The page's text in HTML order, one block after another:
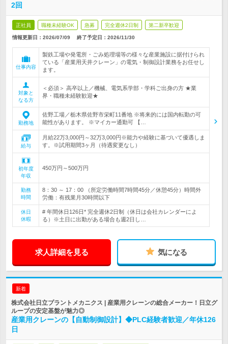
2回
正社員 職種未経験OK 急募 完全週休2日制 第二新卒歓迎
情報更新日：2026/07/09 終了予定日： 2026/11/30
仕事内容
製鉄工場や発電所・ごみ処理場等の様々な産業施設に据付けられ
ている「産業用天井クレーン」の電気・制御設計業務をお任せし
ます。
対象と
なる方
＜必須＞ 高卒以上／機械、電気系学部・学科ご出身の方 ★業
界・職種未経験歓迎★
勤務地
佐野工場／栃木県佐野市栄町11番地 ※将来的には国内転勤の可
能性があります。 ※マイカー通勤可 【…
給与
月給22万3,000円～32万3,000円※能力や経験に基づいて優遇しま
す。※試用期間3ヶ月（待遇変更なし）
初年度
年収
450万円～500万円
勤務
時間
8：30 ～ 17：00 （所定労働時間7時間45分／休憩45分）時間外
労働：有残業月30時間以下
休日
休暇
# 年間休日126日* 完全週休2日制（休日は会社カレンダーによ
る）※土日に出勤がある場合も週2日し…
求人詳細を見る 気になる
新着
株式会社日立プラントメカニクス | 産業用クレーンの総合メーカー！日立グ
ループの安定基盤が魅力◎
産業用クレーンの【自動制御設計】◆PLC経験者歓迎／年休126
日